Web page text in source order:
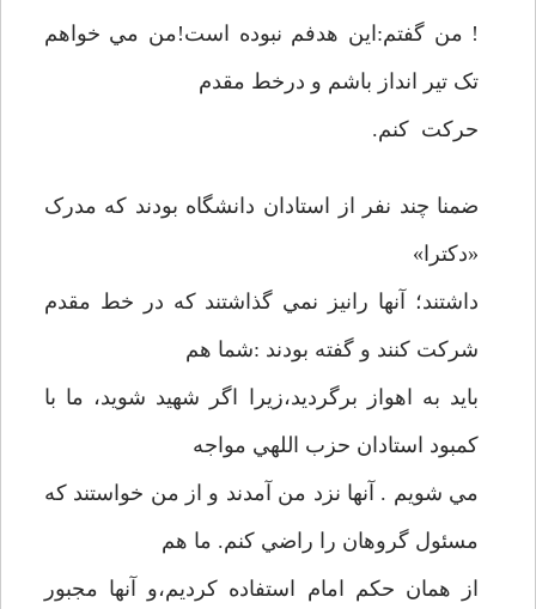
! من گفتم:اين هدفم نبوده است!من مي خواهم
تک تير انداز باشم و درخط مقدم
حرکت کنم.
ضمنا چند نفر از استادان دانشگاه بودند که مدرک
«دکترا»
داشتند؛ آنها رانيز نمي گذاشتند که در خط مقدم
شرکت کنند و گفته بودند :شما هم
بايد به اهواز برگرديد،زيرا اگر شهيد شويد، ما با
کمبود استادان حزب اللهي مواجه
مي شويم . آنها نزد من آمدند و از من خواستند که
مسئول گروهان را راضي کنم. ما هم
از همان حکم امام استفاده کرديم،و آنها مجبور